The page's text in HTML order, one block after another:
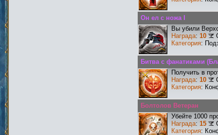
Он ел с ножа I
Вы убили
Награда: 10
Категория:
Битва с фанатиками
Получить в
Награда: 10
Категория:
Болтолов Ветеран
Убейте 1000
Награда: 15
Категория: